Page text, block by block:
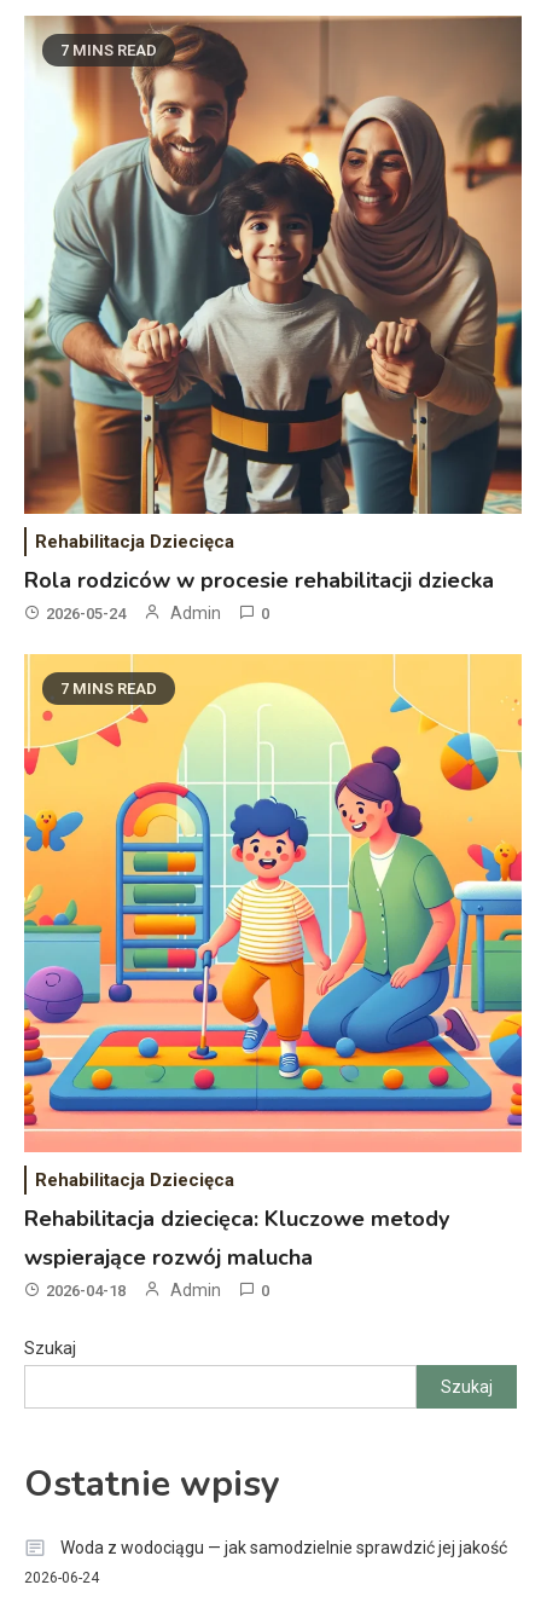
7 MINS READ
Rehabilitacja Dziecięca
Rola rodziców w procesie rehabilitacji dziecka
2026-05-24 Admin 0
7 MINS READ
Rehabilitacja Dziecięca
Rehabilitacja dziecięca: Kluczowe metody
wspierające rozwój malucha
2026-04-18 Admin 0
Szukaj
Szukaj
Ostatnie wpisy
Woda z wodociągu — jak samodzielnie sprawdzić jej jakość
2026-06-24